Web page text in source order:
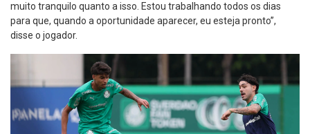
muito tranquilo quanto a isso. Estou trabalhando todos os dias
para que, quando a oportunidade aparecer, eu esteja pronto”,
disse o jogador.